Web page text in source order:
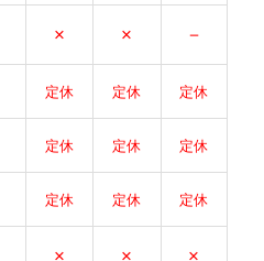
× × －
定休 定休 定休
定休 定休 定休
定休 定休 定休
× × ×